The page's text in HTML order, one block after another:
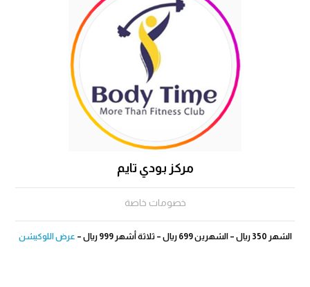
مركز بودي تايم
خصومات خاصة
الشهر 350 ريال – الشهرين 699 ريال – ثلاثة أشهر 999 ريال – عرض اللوكيشن